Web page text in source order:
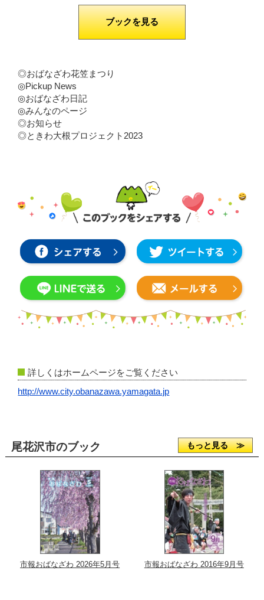
ブックを見る
◎おばなざわ花笠まつり
◎Pickup News
◎おばなざわ日記
◎みんなのページ
◎お知らせ
◎ときわ大根プロジェクト2023
詳しくはホームページをご覧ください
http://www.city.obanazawa.yamagata.jp
尾花沢市のブック もっと見る ≫
市報おばなざわ 2026年5月号 市報おばなざわ 2016年9月号